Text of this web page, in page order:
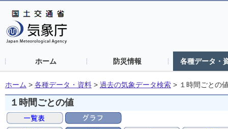
ホーム 防災情報 各種データ・
ホーム > 各種データ・資料 > 過去の気象データ検索 > １時間ごとの
１時間ごとの値